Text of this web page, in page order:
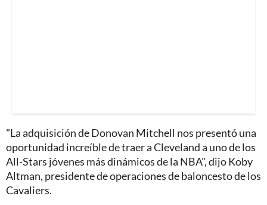
"La adquisición de Donovan Mitchell nos presentó una
oportunidad increíble de traer a Cleveland a uno de los
All-Stars jóvenes más dinámicos de la NBA", dijo Koby
Altman, presidente de operaciones de baloncesto de los
Cavaliers.